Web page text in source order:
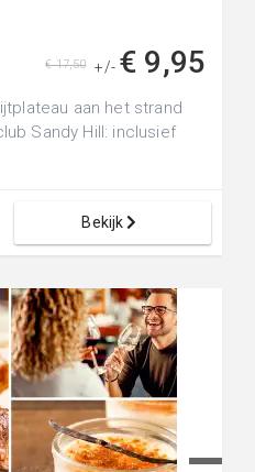
+/- € 9,95
€ 17,50
aan het strand
Sandy Hill: inclusief
Bekijk